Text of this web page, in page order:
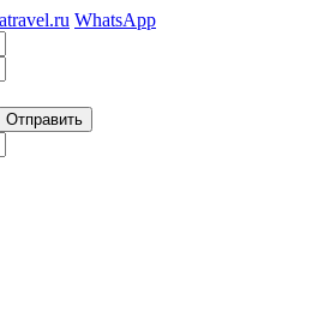
WhatsApp
Отправить